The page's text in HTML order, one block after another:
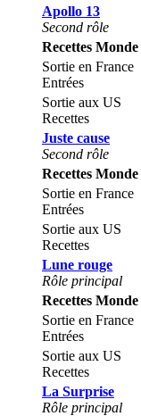
Apollo 13
Second rôle
Recettes Monde
Sortie en France
Entrées
Sortie aux US
Recettes
Juste cause
Second rôle
Recettes Monde
Sortie en France
Entrées
Sortie aux US
Recettes
Lune rouge
Rôle principal
Recettes Monde
Sortie en France
Entrées
Sortie aux US
Recettes
La Surprise
Rôle principal